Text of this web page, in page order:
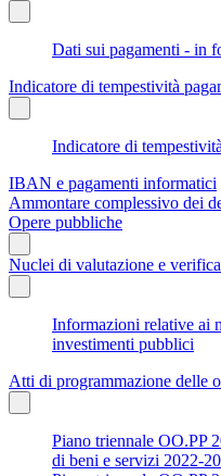
Dati sui pagamenti - in
Indicatore di tempestività
Indicatore di
IBAN e pagamenti informatici
Ammontare complessivo dei
Opere pubbliche
Nuclei di valutazione e
Informazioni relative ai
investimenti pubblici
Atti di programmazione delle
Piano triennale OO.PP
di beni e servizi 2022-